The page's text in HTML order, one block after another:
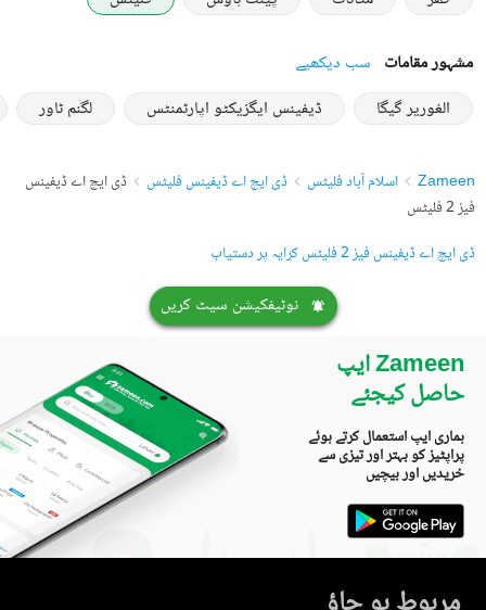
مشہور مقامات سب دیکھیے
الغوریر گیگا
ڈیفینس ایگزیکٹو اپارٹمنٹس لگنم ٹاور
Zameen اسلام آباد فلیٹس ڈی ایچ اے ڈیفینس فلیٹس
ڈی ایچ اے ڈیفینس
فیز 2 فلیٹس
ڈی ایچ اے ڈیفینس فیز 2 فلیٹس کرایہ پر دستیاب
نوٹیفکیشن سیٹ کریں
Zameen ایپ
حاصل کیجئے
ہماری ایپ استعمال کرتے ہوئے
پراپٹیز کو بہتر اور تیزی سے
خریدیں اور بیچیں